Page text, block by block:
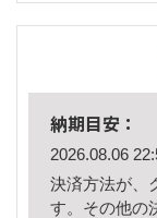
納期目安：
2026.08.06
決済方法が、
す。その他の